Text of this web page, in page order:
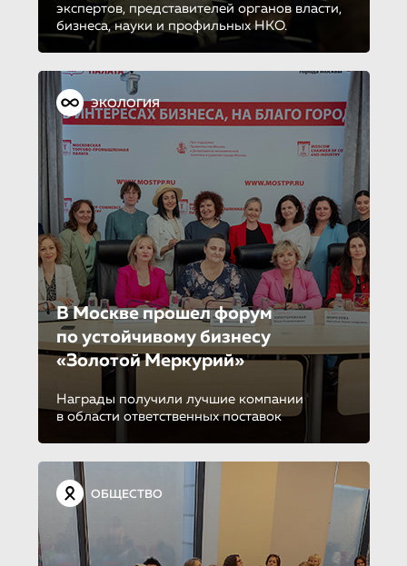
экспертов, представителей органов власти,
бизнеса, науки и профильных НКО.
ЭКОЛОГИЯ
В Москве прошел форум
по устойчиво­му бизнесу
«Золотой Меркурий»
Награды получили лучшие компании
в области ответственных поставок
ОБЩЕСТВО